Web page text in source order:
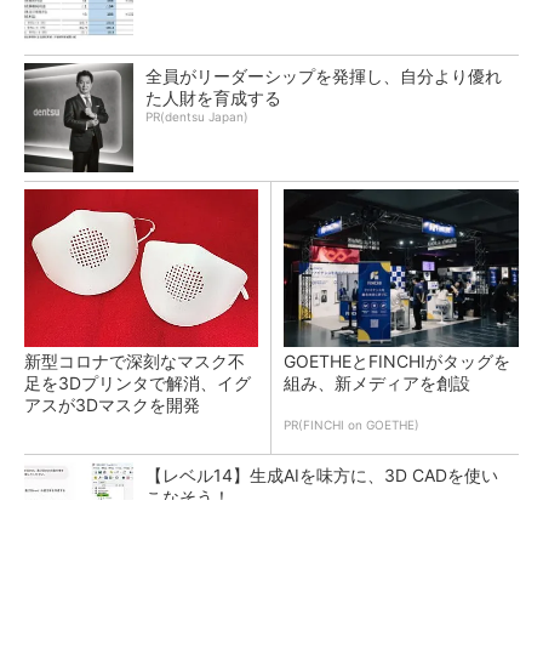
全員がリーダーシップを発揮し、自分より優れ
た人財を育成する
PR(dentsu Japan)
新型コロナで深刻なマスク不
足を3Dプリンタで解消、イグ
アスが3Dマスクを開発
GOETHEとFINCHIがタッグを
組み、新メディアを創設
PR(FINCHI on GOETHE)
【レベル14】生成AIを味方に、3D CADを使い
こなそう！